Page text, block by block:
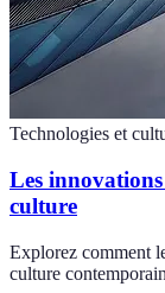
Technologies et
Les
culture
Explorez comment
culture